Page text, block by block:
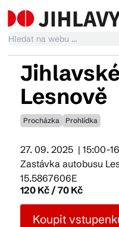
Kalendář akcí
Tradiční akce
Články
Suvenýry
Lesnově
Procházka Prohlídka
27. 09. 2025 | 15:00-
Zastávka autobusu
15.5867606E
120 Kč / 70 Kč
Koupit